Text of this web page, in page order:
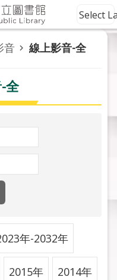
Select
音 線上影音-全
全
年-2032年
2015年 2014年